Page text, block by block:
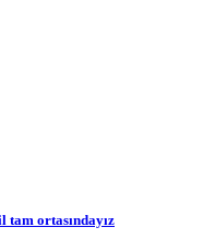
ortasındayız